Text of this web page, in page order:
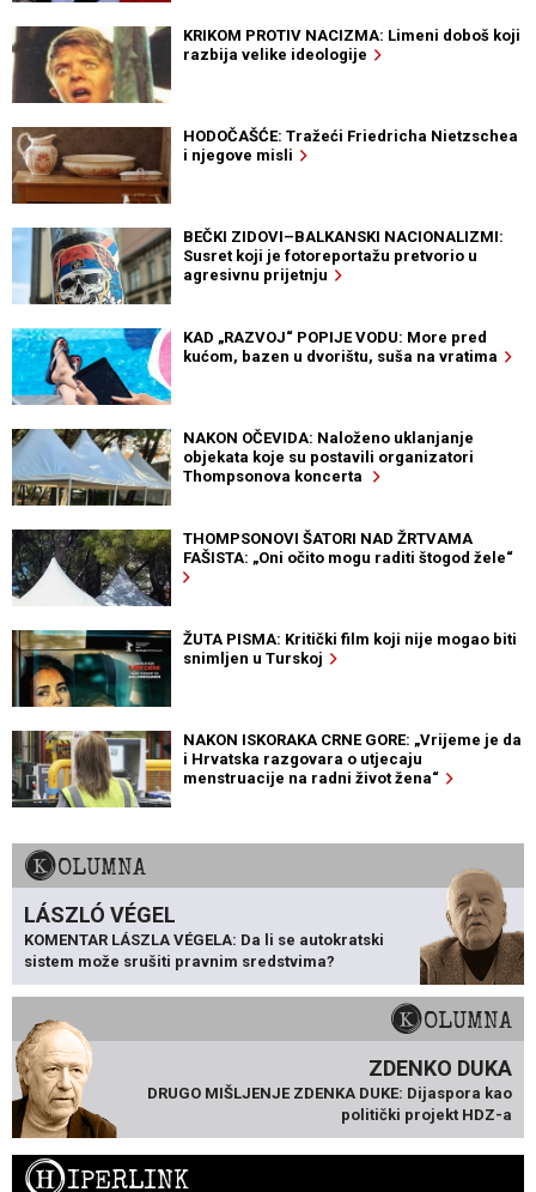
KRIKOM PROTIV NACIZMA: Limeni doboš koji
razbija velike ideologije
HODOČAŠĆE: Tražeći Friedricha Nietzschea
i njegove misli
BEČKI ZIDOVI–BALKANSKI NACIONALIZMI:
Susret koji je fotoreportažu pretvorio u
agresivnu prijetnju
KAD „RAZVOJ“ POPIJE VODU: More pred
kućom, bazen u dvorištu, suša na vratima
NAKON OČEVIDA: Naloženo uklanjanje
objekata koje su postavili organizatori
Thompsonova koncerta
THOMPSONOVI ŠATORI NAD ŽRTVAMA
FAŠISTA: „Oni očito mogu raditi štogod žele“
ŽUTA PISMA: Kritički film koji nije mogao biti
snimljen u Turskoj
NAKON ISKORAKA CRNE GORE: „Vrijeme je da
i Hrvatska razgovara o utjecaju
menstruacije na radni život žena“
KOLUMNA
LÁSZLÓ VÉGEL
KOMENTAR LÁSZLA VÉGELA: Da li se autokratski
sistem može srušiti pravnim sredstvima?
KOLUMNA
ZDENKO DUKA
DRUGO MIŠLJENJE ZDENKA DUKE: Dijaspora kao
politički projekt HDZ-a
HIPERLINK